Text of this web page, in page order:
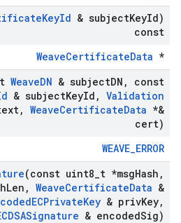
KeyId & subjectKeyId)
const
WeaveCertificateData *
WeaveDN & subjectDN ,
const
& subjectKeyId , Validation
, WeaveCertificateData *&
cert)
WEAVE_ERROR
(const uint8 t *msgHash ,
Len , WeaveCertificateData &
ECPrivateKey & privKey,
& encodedSig)